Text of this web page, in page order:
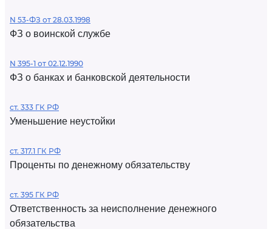
N 53-ФЗ от 28.03.1998
ФЗ о воинской службе
N 395-1 от 02.12.1990
ФЗ о банках и банковской деятельности
ст. 333 ГК РФ
Уменьшение неустойки
ст. 317.1 ГК РФ
Проценты по денежному обязательству
ст. 395 ГК РФ
Ответственность за неисполнение денежного
обязательства